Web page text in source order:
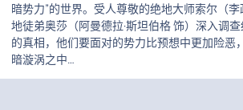
暗势力”的世界。受人尊敬的绝地大师索尔（
地徒弟奥莎（阿曼德拉·斯坦伯格 饰）深入调
的真相，他们要面对的势力比预想中更加险恶
暗漩涡之中…